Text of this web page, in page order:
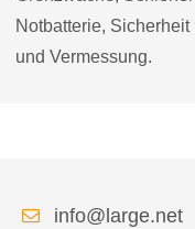
Notbatterie,
und Vermessung.
info@large.net